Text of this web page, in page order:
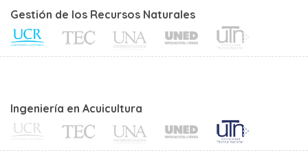
Gestión de los Recursos Naturales
Ingeniería en Acuicultura